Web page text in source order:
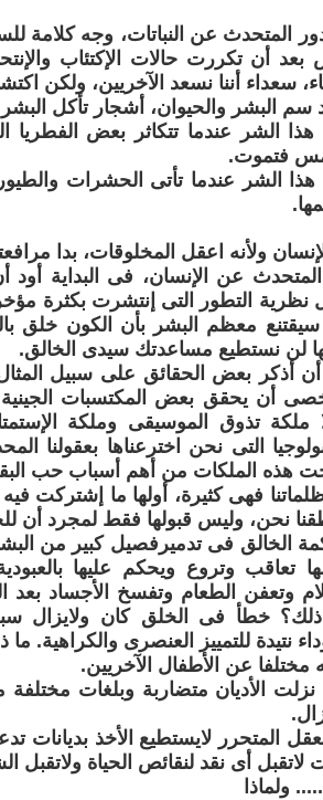
المتحدث عن النباتات، وجه كلامة
بعد أن تكررت حالات الإكتئاب
سعداء أننا نسعد الآخريين، ولكن
سم البشر والحيوان، أشجار تأكل
هذا الشر عندما تتكاثر بعض الفطريا
فتموت.
هذا الشر عندما تأتى الحشرات
ولأنه اعقل المخلوقات، بدا
عن الإنسان، فى البداية أود
نظرية التطور التى إنتشرت بكثرة
سيقتنع معظم البشر بأن الكون خلق
لن نستطيع مساعدتك سيدى الخالق.
أن أذكر بعض الحقائق على سبيل
أن يحقق بعض المكتسبات
ملكة تذوق الموسيقى وملكة
التى نحن اخترعناها بعقولنا
هذه الملكات من أهم أسباب حب
فهى كثيرة، أولها ما إشتركت
نحن، وليس قبولها فقط لمجرد أن
الخالق فى تدميرفصيل كبير من
تعاقب وتروع ويحكم عليها
وتعفن الطعام وتفسخ الأجساد
خطأ فى الخلق كان ولايزال
نتيدة للتمييز العنصرى والكراهية.
مختلفا عن الأطفال الآخريين.
نزلت الأديان متضاربة وبلغات
المتحرر لايستطيع الأخذ بديانات
لاتقبل أى نقد لنقائص الحياة
ولماذا